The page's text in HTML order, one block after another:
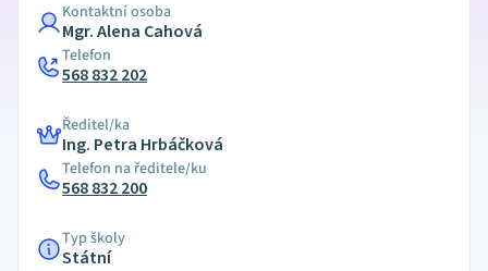
Kontaktní osoba
Mgr. Alena Cahová
Telefon
568 832 202
Ředitel/ka
Ing. Petra Hrbáčková
Telefon na ředitele/ku
568 832 200
Typ školy
Státní